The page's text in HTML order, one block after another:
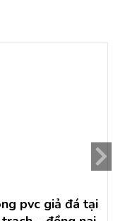
pvc giả đá tại